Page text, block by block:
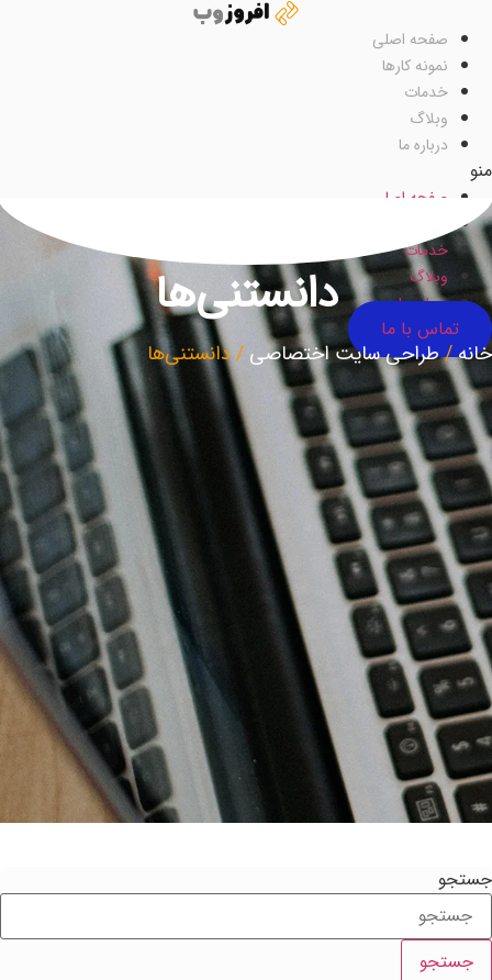
صفحه اصلی
نمونه کارها
خدمات
وبلاگ
درباره ما
منو
صفحه اصلی
خدمات
وبلاگ
درباره ما
تماس با ما دانستنی‌ها
خانه/طراحی سایت اختصاصی /دانستنی‌ها
جستجو
جستجو